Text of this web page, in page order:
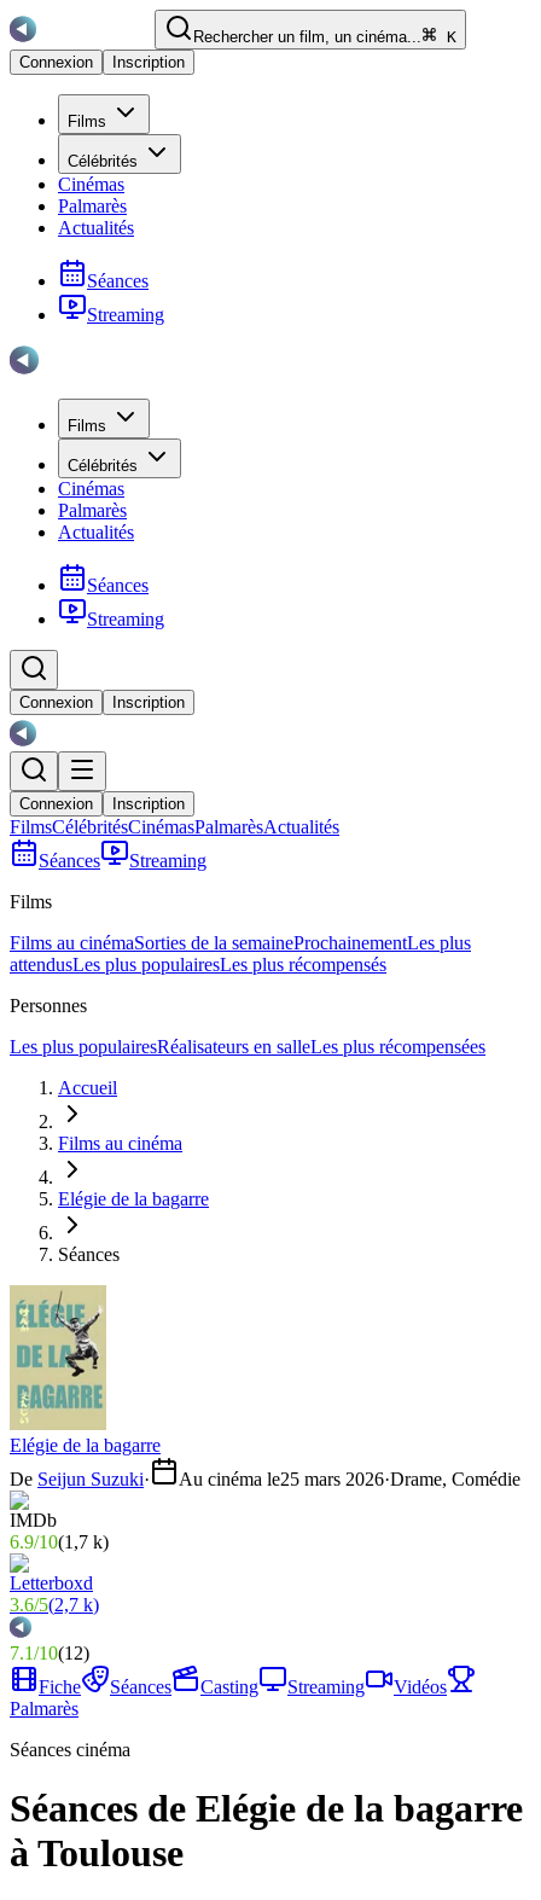
Rechercher un film, un cinéma...
K
Connexion
Inscription
Films
Célébrités
Cinémas
Palmarès
Actualités
Séances
Streaming
Films
Célébrités
Cinémas
Palmarès
Actualités
Séances
Streaming
Connexion Inscription
Connexion Inscription
FilmsCélébritésCinémasPalmarèsActualités
Séances
Streaming
Films
Films au cinémaSorties de la semaineProchainementLes plus
attendusLes plus populairesLes plus récompensés
Personnes
Les plus populairesRéalisateurs en salleLes plus récompensées
Accueil
Films au cinéma
Elégie de la bagarre
Séances
Elégie de la bagarre
De Seijun Suzuki· Au cinéma le25 mars 2026·Drame, Comédie
6.9/10(1,7 k)
3.6/5(2,7 k)
7.1/10(12)
Fiche
Séances Casting Streaming
Vidéos
Palmarès
Séances cinéma
Séances de Elégie de la bagarre
à Toulouse